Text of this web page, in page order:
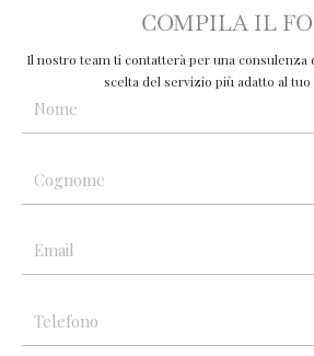
COMPILA IL
Il nostro team ti contatterà per una consulenza
scelta del servizio più adatto al